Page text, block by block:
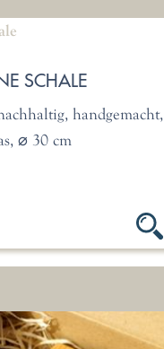
SCHALE
handgemacht,
⌀ 30 cm